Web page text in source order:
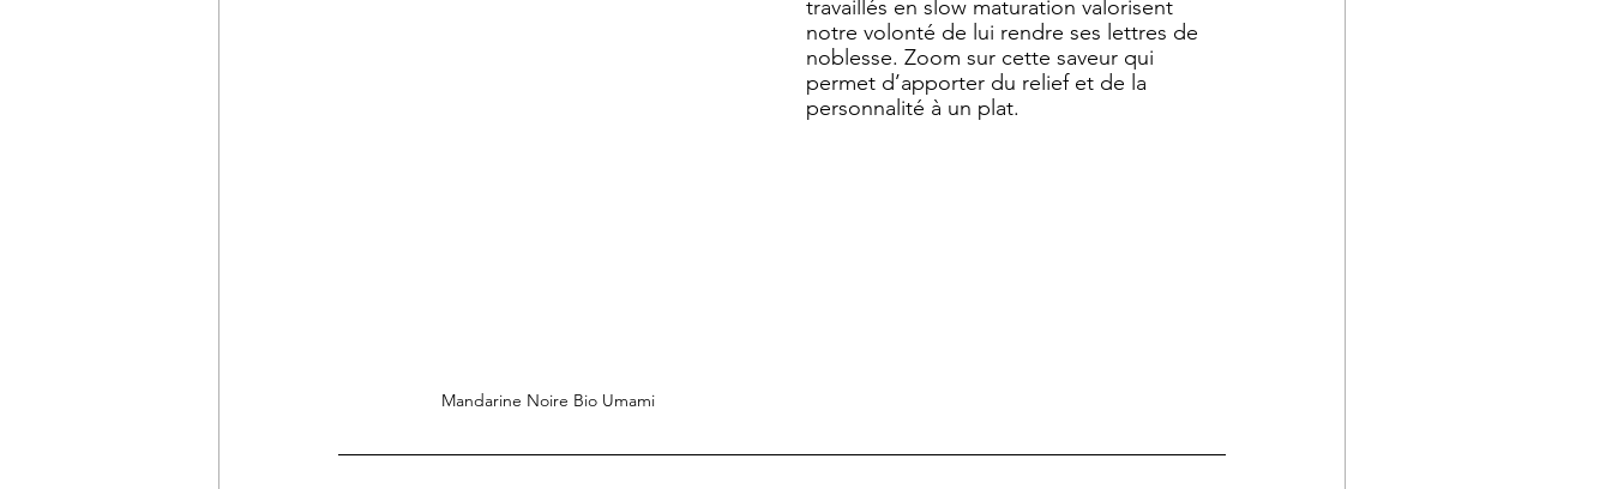
Mandarine Noire Bio Umami
travaillés en slow maturation valorisent
notre volonté de lui rendre ses lettres de
noblesse. Zoom sur cette saveur qui
permet d’apporter du relief et de la
personnalité à un plat.